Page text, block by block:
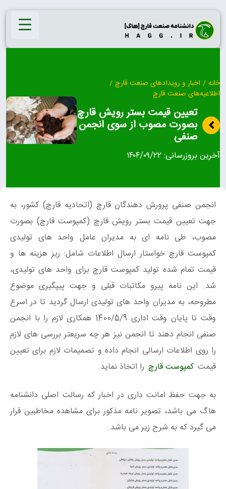
Skip
content
خانه / اخبار و رویدادهای صنعت قارچ /
اطلاعیه‌های صنعت قارچ
تعیین قیمت بستر رویش قارچ
بصورت مصوب از سوی انجمن
صنفی
آخرین بروزرسانی: ۱۴۰۴/۰۹/۲۲
انجمن صنفی پرورش دهندگان قارچ (اتحادیه قارچ) کشور، به
جهت تعیین قیمت بستر رویش قارچ (کمپوست قارچ) بصورت
مصوب، طی نامه ای به مدیران عامل واحد های تولیدی
کمپوست قارچ خواستار ارسال اطلاعات شامل: ریز هزینه ها و
قیمت تمام شده تولید کمپوست قارچ برای واحد های تولیدی،
شد. این نامه پیرو مکاتبات قبلی و جهت پیپگیری موضوع
مطروحه، به مدیران واحد های تولیدی ارسال گردید تا در اسرع
وقت تا پایان وقت اداری 1400/5/9 همکاری لازم را با انجمن
صنفی انجام دهند تا انجمن نیز هر چه سریعتر بررسی های لازم
را روی اطلاعات ارسالی انجام داده و تصمیمات لازم برای تعیین
قیمت کمپوست قارچ را اتخاذ نماید.
به جهت حفظ امانت داری در اخبار که رسالت اصلی دانشنامه
هاگ می باشد، تصویر نامه مذکور برای مشاهده مخاطبین قرار
می گیرد که به شرح زیر می باشد.